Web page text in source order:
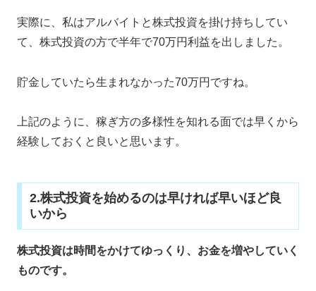
実際に、私はアルバイトと株式投資を掛け持ちしてい
て、株式投資の方で半年で70万円利益を出しました。
貯金していたら生まれなかった70万円ですね。
上記のように、稼ぎ方の多様性を知れる面では早くから
経験しておくと良いと思います。
2.株式投資を始めるのは早ければ早いほど良
いから
株式投資は時間をかけてゆっくり、お金を増やしていく
ものです。